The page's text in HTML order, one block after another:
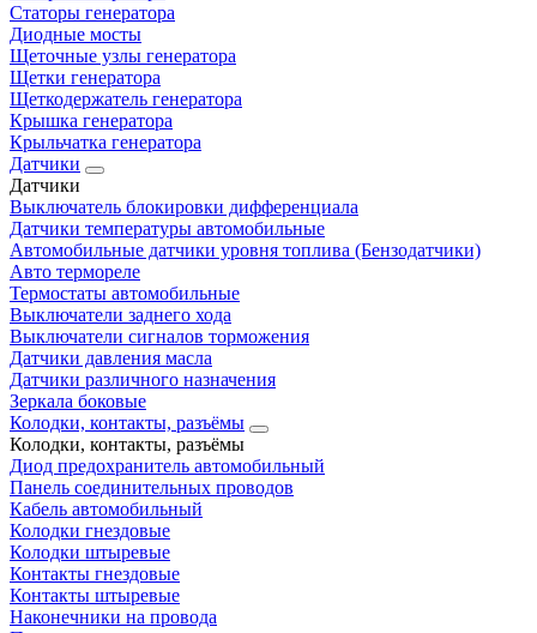
Статоры генератора
Диодные мосты
Щеточные узлы генератора
Щетки генератора
Щеткодержатель генератора
Крышка генератора
Крыльчатка генератора
Датчики
Датчики
Выключатель блокировки дифференциала
Датчики температуры автомобильные
Автомобильные датчики уровня топлива (Бензодатчики)
Авто термореле
Термостаты автомобильные
Выключатели заднего хода
Выключатели сигналов торможения
Датчики давления масла
Датчики различного назначения
Зеркала боковые
Колодки, контакты, разъёмы
Колодки, контакты, разъёмы
Диод предохранитель автомобильный
Панель соединительных проводов
Кабель автомобильный
Колодки гнездовые
Колодки штыревые
Контакты гнездовые
Контакты штыревые
Наконечники на провода